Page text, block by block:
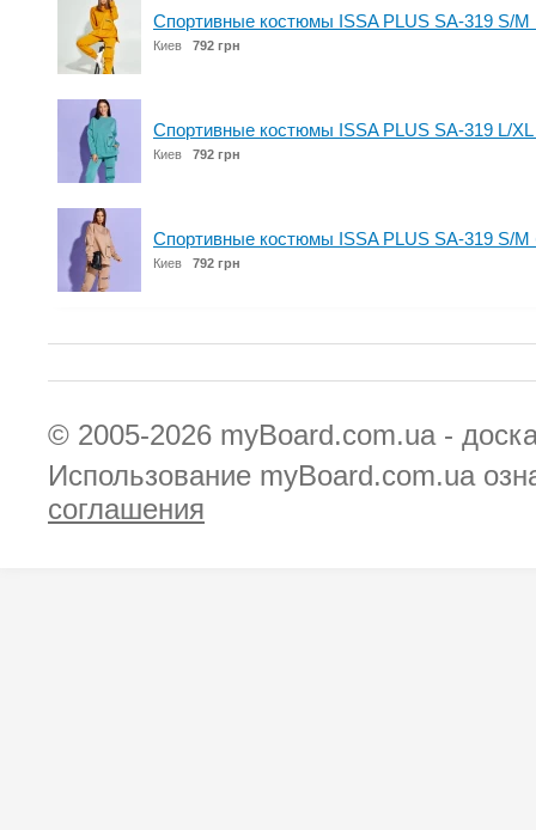
Спортивные костюмы ISSA PLUS SA-319 S/M
Киев 792 грн
Спортивные костюмы ISSA PLUS SA-319 L/
Киев 792 грн
Спортивные костюмы ISSA PLUS SA-319 S/
Киев 792 грн
© 2005-2026 myBoard.com.ua -
Использование myBoard.com.ua
соглашения